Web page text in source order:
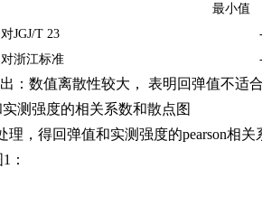
最小值
JGJ/T 23
浙江标准
：数值离散性较大，
表明回弹值不适
测强度的相关系数和散点图
理，得回弹值和实测强度的pearson相关
1 ：